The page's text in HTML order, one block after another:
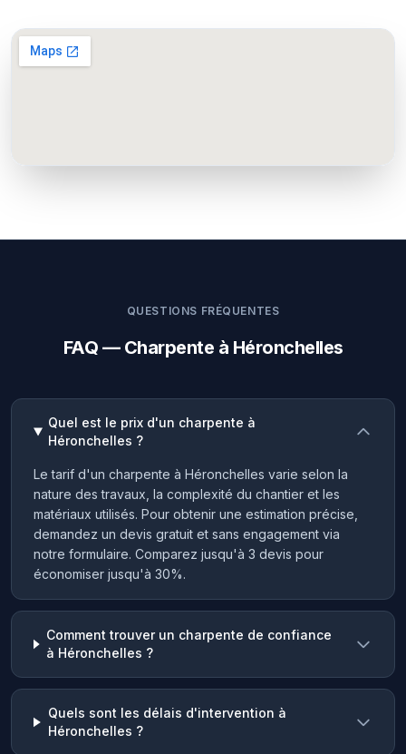
QUESTIONS FRÉQUENTES
FAQ — Charpente à Héronchelles
Quel est le prix d'un charpente à
Héronchelles ?
Le tarif d'un charpente à Héronchelles varie selon la
nature des travaux, la complexité du chantier et les
matériaux utilisés. Pour obtenir une estimation précise,
demandez un devis gratuit et sans engagement via
notre formulaire. Comparez jusqu'à 3 devis pour
économiser jusqu'à 30%.
Comment trouver un charpente de confiance
à Héronchelles ?
Quels sont les délais d'intervention à
Héronchelles ?